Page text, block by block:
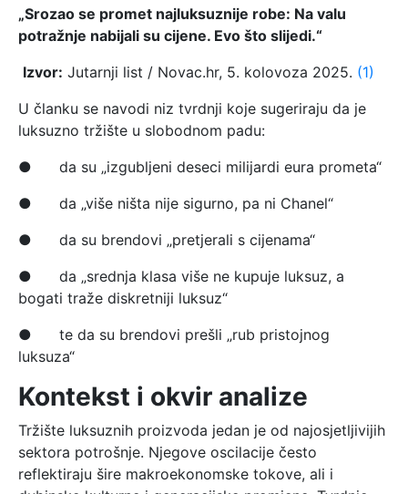
„Srozao se promet najluksuznije robe: Na valu
potražnje nabijali su cijene. Evo što slijedi.“
Izvor: Jutarnji list / Novac.hr, 5. kolovoza 2025. (1)
U članku se navodi niz tvrdnji koje sugeriraju da je
luksuzno tržište u slobodnom padu:
● da su „izgubljeni deseci milijardi eura prometa“
● da „više ništa nije sigurno, pa ni Chanel“
● da su brendovi „pretjerali s cijenama“
● da „srednja klasa više ne kupuje luksuz, a
bogati traže diskretniji luksuz“
● te da su brendovi prešli „rub pristojnog
luksuza“
Kontekst i okvir analize
Tržište luksuznih proizvoda jedan je od najosjetljivijih
sektora potrošnje. Njegove oscilacije često
reflektiraju šire makroekonomske tokove, ali i